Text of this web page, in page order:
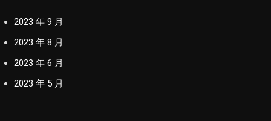
2023 年 9 月
2023 年 8 月
2023 年 6 月
2023 年 5 月